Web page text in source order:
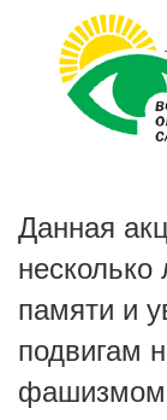
Данная
памяти и
подвигам